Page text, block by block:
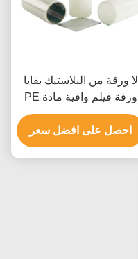
لا ورقة من البلاستيك بقايا
ورقة فيلم واقية مادة PE
SGS مصدق
احصل على افضل سعر